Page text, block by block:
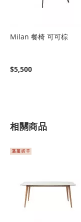
Milan 餐椅 可可棕
$5,500
相關商品